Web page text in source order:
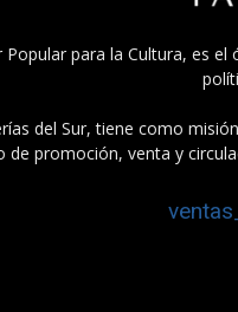
para la Cultura, es
del Sur, tiene como
de promoción, venta y